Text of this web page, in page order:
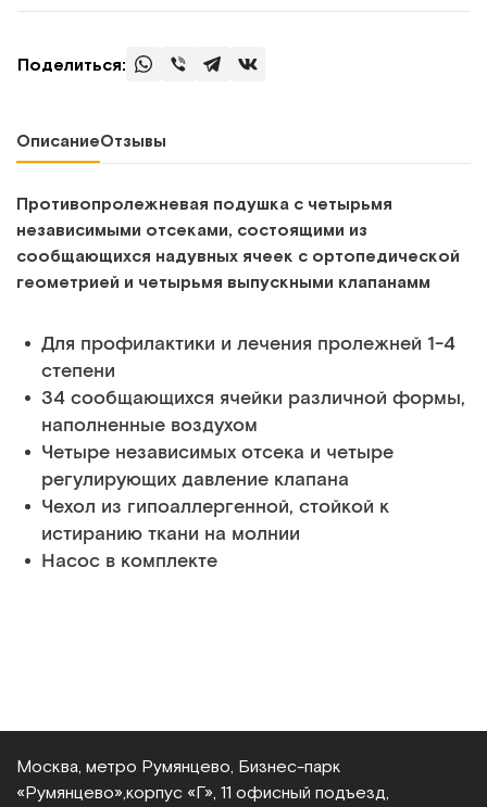
Поделиться:
ОписаниеОтзывы
Противопролежневая подушка с четырьмя
независимыми отсеками, состоящими из
сообщающихся надувных ячеек с ортопедической
геометрией и четырьмя выпускными клапанамм
Для профилактики и лечения пролежней 1-4
степени
34 сообщающихся ячейки различной формы,
наполненные воздухом
Четыре независимых отсека и четыре
регулирующих давление клапана
Чехол из гипоаллергенной, стойкой к
истиранию ткани на молнии
Насос в комплекте
Москва, метро Румянцево, Бизнес‑парк
«Румянцево», корпус «Г», 11 офисный подъезд,